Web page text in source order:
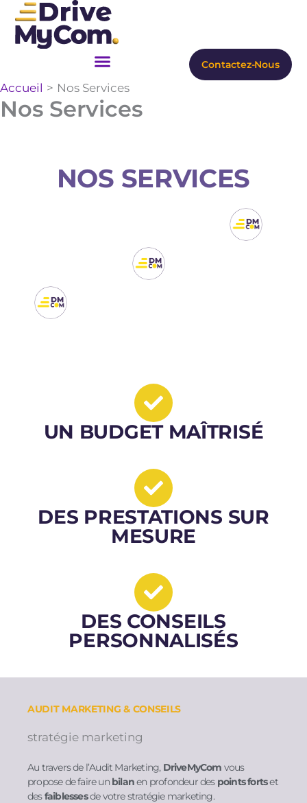
Aller
contenu
Contactez-Nous
Accueil Nos Services
Nos Services
NOS SERVICES
UN BUDGET MAÎTRISÉ
DES PRESTATIONS SUR
MESURE
DES CONSEILS
PERSONNALISÉS
AUDIT MARKETING & CONSEILS
stratégie marketing
Au travers de l’Audit Marketing, DriveMyCom vous
propose de faire un bilanen profondeur des points fortset
desfaiblessesde votre stratégie marketing.